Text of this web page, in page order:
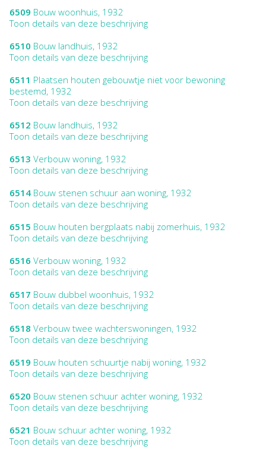
6509 Bouw woonhuis, 1932
Toon details van deze beschrijving
6510 Bouw landhuis, 1932
Toon details van deze beschrijving
6511 Plaatsen houten gebouwtje niet voor bewoning
bestemd, 1932
Toon details van deze beschrijving
6512 Bouw landhuis, 1932
Toon details van deze beschrijving
6513 Verbouw woning, 1932
Toon details van deze beschrijving
6514 Bouw stenen schuur aan woning, 1932
Toon details van deze beschrijving
6515 Bouw houten bergplaats nabij zomerhuis, 1932
Toon details van deze beschrijving
6516 Verbouw woning, 1932
Toon details van deze beschrijving
6517 Bouw dubbel woonhuis, 1932
Toon details van deze beschrijving
6518 Verbouw twee wachterswoningen, 1932
Toon details van deze beschrijving
6519 Bouw houten schuurtje nabij woning, 1932
Toon details van deze beschrijving
6520 Bouw stenen schuur achter woning, 1932
Toon details van deze beschrijving
6521 Bouw schuur achter woning, 1932
Toon details van deze beschrijving